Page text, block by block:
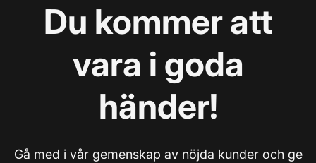
Du kommer att
vara i goda
händer!
Gå med i vår gemenskap av nöjda kunder och ge